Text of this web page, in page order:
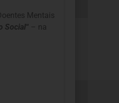
Mentais
Social“ – na